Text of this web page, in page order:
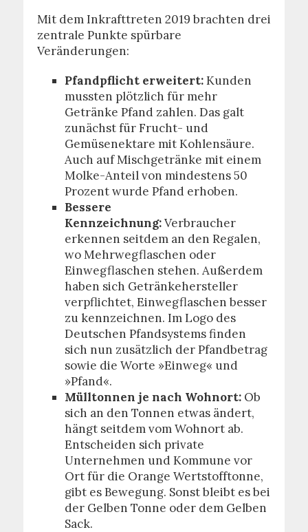
Mit dem Inkrafttreten 2019 brachten drei
zentrale Punkte spürbare
Veränderungen:
Pfandpflicht erweitert:Kunden
mussten plötzlich für mehr
Getränke Pfand zahlen. Das galt
zunächst für Frucht- und
Gemüsenektare mit Kohlensäure.
Auch auf Mischgetränke mit einem
Molke-Anteil von mindestens 50
Prozent wurde Pfand erhoben.
Bessere
Kennzeichnung:Verbraucher
erkennen seitdem an den Regalen,
wo Mehrwegflaschen oder
Einwegflaschen stehen. Außerdem
haben sich Getränkehersteller
verpflichtet, Einwegflaschen besser
zu kennzeichnen. Im Logo des
Deutschen Pfandsystems finden
sich nun zusätzlich der Pfandbetrag
sowie die Worte »Einweg« und
»Pfand«.
Mülltonnen je nach Wohnort:Ob
sich an den Tonnen etwas ändert,
hängt seitdem vom Wohnort ab.
Entscheiden sich private
Unternehmen und Kommune vor
Ort für die Orange Wertstofftonne,
gibt es Bewegung. Sonst bleibt es bei
der Gelben Tonne oder dem Gelben
Sack.